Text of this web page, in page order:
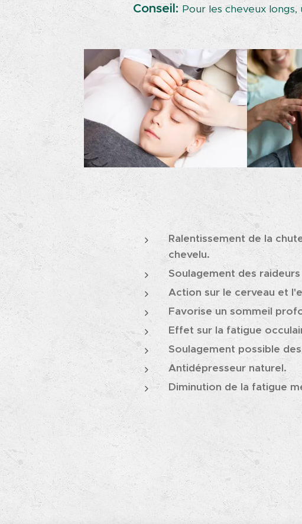
Conseil: Pour les cheveux
Ralentissement de la
chevelu.
Soulagement des
Action sur le cerveau et
Favorise un sommeil
Effet sur la fatigue
Soulagement possible
Antidépresseurnaturel.
Diminution de la fatigue